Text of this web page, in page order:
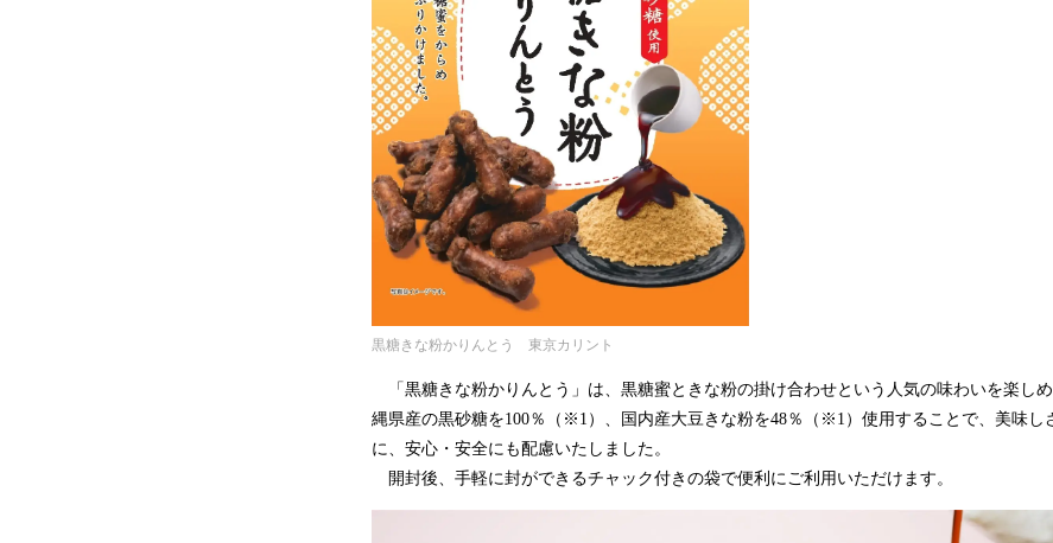
黒糖きな粉かりんとう 東京カリント
「黒糖きな粉かりんとう」は、黒糖蜜ときな粉の掛け合わせという人気の味わいを楽し
縄県産の黒砂糖を100％（※1）、国内産大豆きな粉を48％（※1）使用することで、美味し
に、安心・安全にも配慮いたしました。
開封後、手軽に封ができるチャック付きの袋で便利にご利用いただけます。